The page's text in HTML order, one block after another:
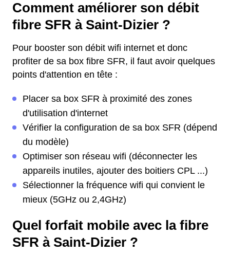
Comment améliorer son débit
fibre SFR à Saint-Dizier ?
Pour booster son débit wifi internet et donc
profiter de sa box fibre SFR, il faut avoir quelques
points d'attention en tête :
Placer sa box SFR à proximité des zones
d'utilisation d'internet
Vérifier la configuration de sa box SFR (dépend
du modèle)
Optimiser son réseau wifi (déconnecter les
appareils inutiles, ajouter des boitiers CPL ...)
Sélectionner la fréquence wifi qui convient le
mieux (5GHz ou 2,4GHz)
Quel forfait mobile avec la fibre
SFR à Saint-Dizier ?